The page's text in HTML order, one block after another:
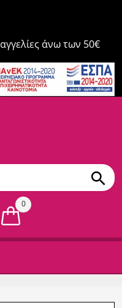
άνω των 50€
0